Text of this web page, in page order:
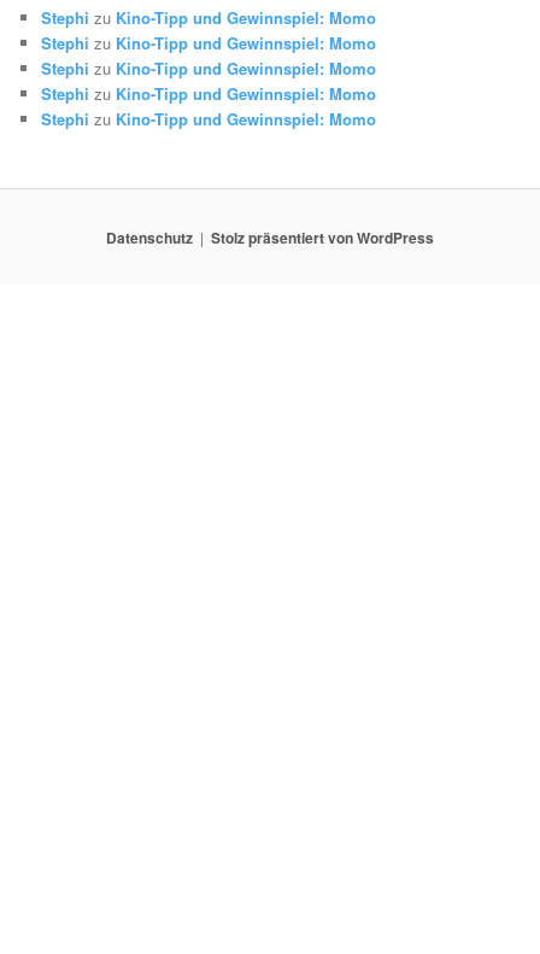
Stephi zu Kino-Tipp und Gewinnspiel: Momo
Stephi zu Kino-Tipp und Gewinnspiel: Momo
Stephi zu Kino-Tipp und Gewinnspiel: Momo
Stephi zu Kino-Tipp und Gewinnspiel: Momo
Stephi zu Kino-Tipp und Gewinnspiel: Momo
Datenschutz Stolz präsentiert von WordPress